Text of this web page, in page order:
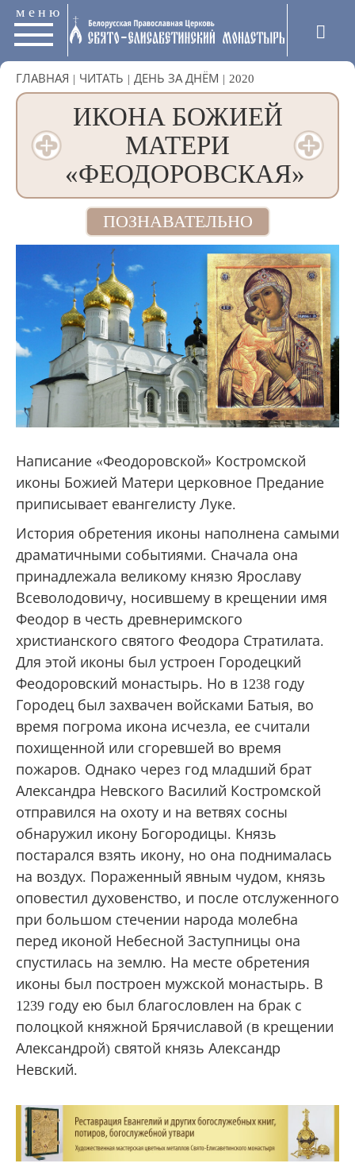
меню
ГЛАВНАЯ | ЧИТАТЬ | ДЕНЬ ЗА ДНЁМ | 2020
ИКОНА БОЖИЕЙ
МАТЕРИ
«ФЕОДОРОВСКАЯ»
ПОЗНАВАТЕЛЬНО
Написание «Феодоровской» Костромской
иконы Божией Матери церковное Предание
приписывает евангелисту Луке.
История обретения иконы наполнена самыми
драматичными событиями. Сначала она
принадлежала великому князю Ярославу
Всеволодовичу, носившему в крещении имя
Феодор в честь древнеримского
христианского святого Феодора Стратилата.
Для этой иконы был устроен Городецкий
Феодоровский монастырь. Но в 1238 году
Городец был захвачен войсками Батыя, во
время погрома икона исчезла, ее считали
похищенной или сгоревшей во время
пожаров. Однако через год младший брат
Александра Невского Василий Костромской
отправился на охоту и на ветвях сосны
обнаружил икону Богородицы. Князь
постарался взять икону, но она поднималась
на воздух. Пораженный явным чудом, князь
оповестил духовенство, и после отслуженного
при большом стечении народа молебна
перед иконой Небесной Заступницы она
спустилась на землю. На месте обретения
иконы был построен мужской монастырь. В
1239 году ею был благословлен на брак с
полоцкой княжной Брячиславой (в крещении
Александрой) святой князь Александр
Невский.